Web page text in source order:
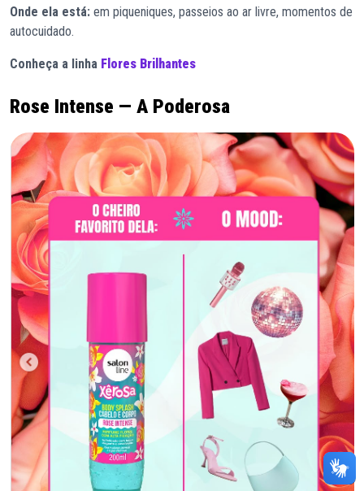
Onde ela está: em piqueniques, passeios ao ar livre, momentos de
autocuidado.
Conheça a linha Flores Brilhantes
Rose Intense — A Poderosa